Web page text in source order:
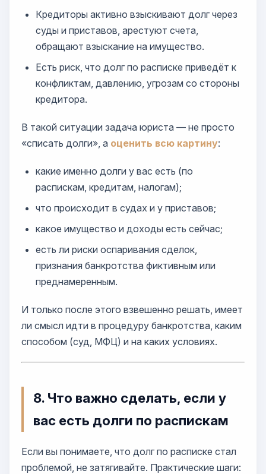
Кредиторы активно взыскивают долг через
суды и приставов, арестуют счета,
обращают взыскание на имущество.
Есть риск, что долг по расписке приведёт к
конфликтам, давлению, угрозам со стороны
кредитора.
В такой ситуации задача юриста — не просто
«списать долги», а оценить всю картину:
какие именно долги у вас есть (по
распискам, кредитам, налогам);
что происходит в судах и у приставов;
какое имущество и доходы есть сейчас;
есть ли риски оспаривания сделок,
признания банкротства фиктивным или
преднамеренным.
И только после этого взвешенно решать, имеет
ли смысл идти в процедуру банкротства, каким
способом (суд, МФЦ) и на каких условиях.
8. Что важно сделать, если у
вас есть долги по распискам
Если вы понимаете, что долг по расписке стал
проблемой, не затягивайте. Практические шаги: